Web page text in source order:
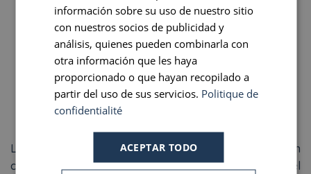
Secador
Productos de bienvenida
No fumador
Los tonos cálidos de las habitaciones clásicas acogen
con mimo a las parejas que quieran disfrutar del
PORTUGUESE
SPANISH
información sobre su uso de nuestro sitio
con nuestros socios de publicidad y
análisis, quienes pueden combinarla con
otra información que les haya
proporcionado o que hayan recopilado a
partir del uso de sus servicios. Politique de
confidentialité
ACEPTAR TODO